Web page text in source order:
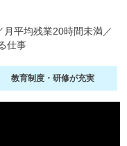
就活コラム
月平均残業20時間未満／
仕事
教育制度・研修が充実